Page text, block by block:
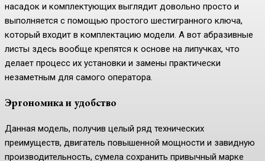
насадок и комплектующих выглядит довольно просто и
выполняется с помощью простого шестигранного ключа,
который входит в комплектацию модели. А вот абразивные
листы здесь вообще крепятся к основе на липучках, что
делает процесс их установки и замены практически
незаметным для самого оператора.
Эргономика и удобство
Данная модель, получив целый ряд технических
преимуществ, двигатель повышенной мощности и завидную
производительность, сумела сохранить привычный марке